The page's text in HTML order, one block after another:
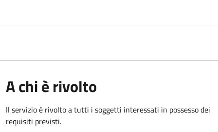
A chi è rivolto
Il servizio è rivolto a tutti i soggetti interessati in possesso dei
requisiti previsti.